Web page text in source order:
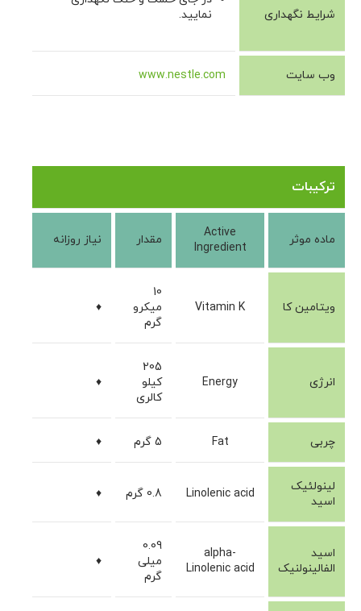
شرایط نگهداری
نمایید.
وب سایت www.nestle.com
ترکیبات
ماده موثر
Active
Ingredient
مقدار نیاز روزانه
ویتامین کا Vitamin K
10
میکرو
گرم
♦
انرژی Energy
205
کیلو
کالری
♦
چربی Fat 5 گرم ♦
لینولئیک
اسید
Linolenic acid 0.8 گرم ♦
اسید
الفالینولنیک
alpha-
Linolenic acid
0.09
میلی
گرم
♦